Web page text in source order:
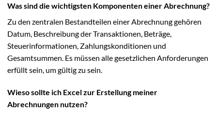
Was sind die wichtigsten Komponenten einer Abrechnung?
Zu den zentralen Bestandteilen einer Abrechnung gehören
Datum, Beschreibung der Transaktionen, Beträge,
Steuerinformationen, Zahlungskonditionen und
Gesamtsummen. Es müssen alle gesetzlichen Anforderungen
erfüllt sein, um gültig zu sein.
Wieso sollte ich Excel zur Erstellung meiner
Abrechnungen nutzen?